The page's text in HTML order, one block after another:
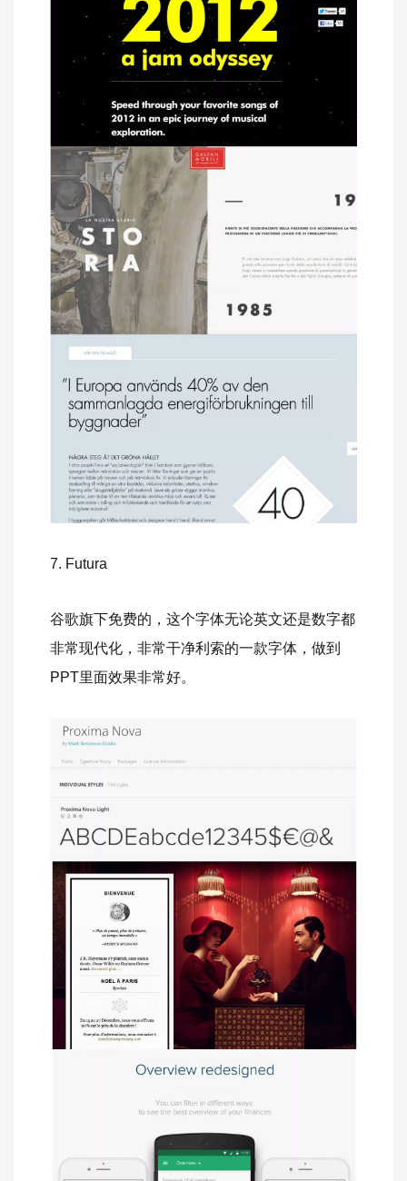
7. Futura
谷歌旗下免费的，这个字体无论英文还是数字都
非常现代化，非常干净利索的一款字体，做到
PPT里面效果非常好。